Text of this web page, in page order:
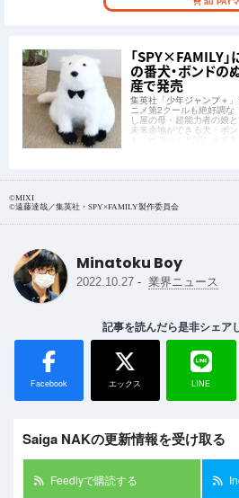
「SPY×FAMILY」
の番犬・ボンドの
産で発売
集英社「少年ジャンプ＋
ニメ第2クールも絶好調
し屋の母・超能力者の娘
未来余地ができる犬・ボ
も「ボフッ」と聞こえて
©MIXI
©遠藤達哉／集英社・SPY×FAMILY製作委員会
Minatoku Boy
2022.10.27 - 業界ニュース
記事を読んだら是非シェア
Facebook エックス LINE
Saiga NAKの更新情報を受け取る
Feedlyで購読する